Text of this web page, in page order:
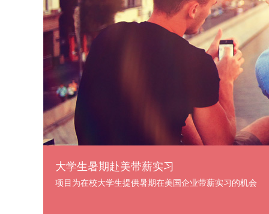
大学生暑期赴美带薪实习
项目为在校大学生提供暑期在美国企业带薪实习的机会